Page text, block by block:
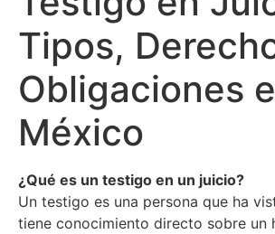
Tipos,
Obligaciones
México
¿Qué es un testigo en un juicio?
Un testigo es una persona que ha
tiene conocimiento directo sobre un